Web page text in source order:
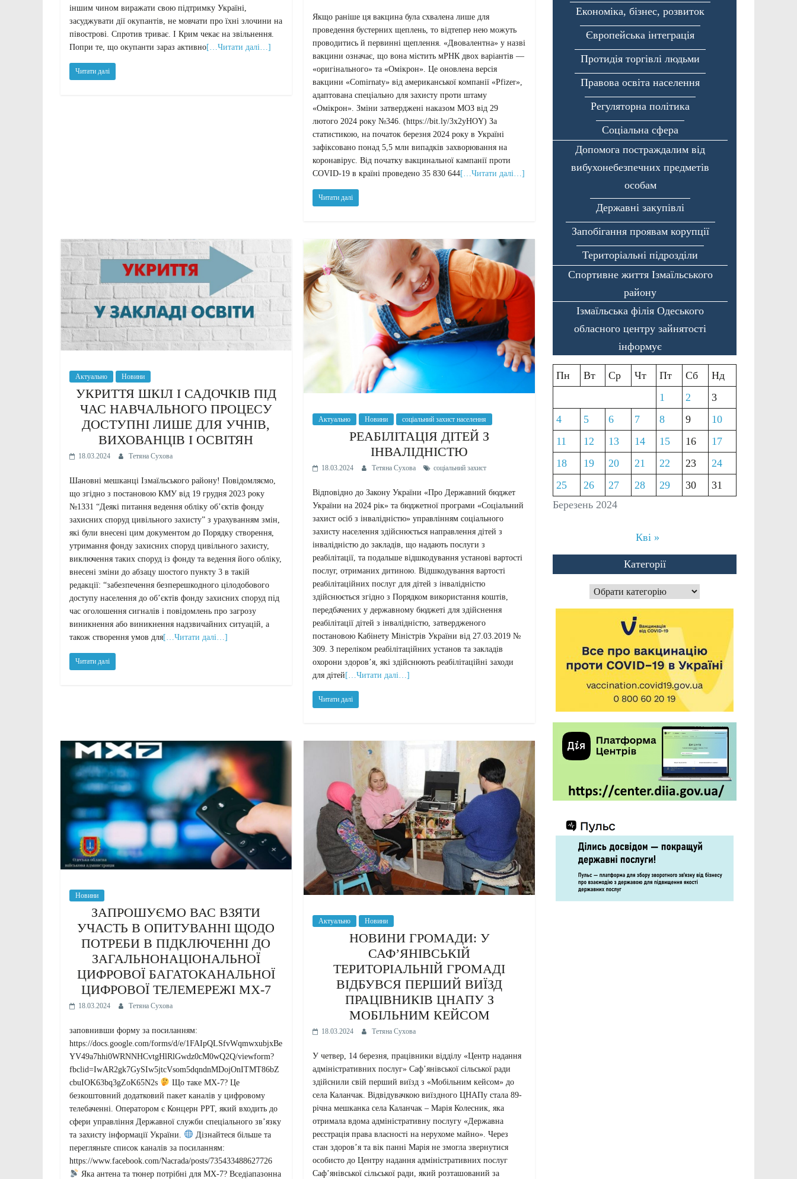
іншим чином виражати свою підтримку Україні,
засуджувати дії окупантів, не мовчати про їхні злочини на
півострові. Спротив триває. І Крим чекає на звільнення.
Попри те, що окупанти зараз активно[…Читати далі…]
Читати далі
Якщо раніше ця вакцина була схвалена лише для
проведення бустерних щеплень, то відтепер нею можуть
проводитись й первинні щеплення. «Двовалентна» у назві
вакцини означає, що вона містить мРНК двох варіантів —
«оригінального» та «Омікрон». Це оновлена версія
вакцини «Comirnaty» від американської компанії «Pfizer»,
адаптована спеціально для захисту проти штаму
«Омікрон». Зміни затверджені наказом МОЗ від 29
лютого 2024 року №346. (https://bit.ly/3x2yHOY) За
статистикою, на початок березня 2024 року в Україні
зафіксовано понад 5,5 млн випадків захворювання на
коронавірус. Від початку вакцинальної кампанії проти
COVID-19 в країні проведено 35 830 644[…Читати далі…]
Читати далі
Актуально Новини
УКРИТТЯ ШКІЛ І САДОЧКІВ ПІД
ЧАС НАВЧАЛЬНОГО ПРОЦЕСУ
ДОСТУПНІ ЛИШЕ ДЛЯ УЧНІВ,
ВИХОВАНЦІВ І ОСВІТЯН
18.03.2024 Тетяна Сухова
Шановні мешканці Ізмаїльського району! Повідомляємо,
що згідно з постановою КМУ від 19 грудня 2023 року
№1331 “Деякі питання ведення обліку об’єктів фонду
захисних споруд цивільного захисту” з урахуванням змін,
які були внесені цим документом до Порядку створення,
утримання фонду захисних споруд цивільного захисту,
виключення таких споруд із фонду та ведення його обліку,
внесені зміни до абзацу шостого пункту 3 в такій
редакції: “забезпечення безперешкодного цілодобового
доступу населення до об’єктів фонду захисних споруд під
час оголошення сигналів і повідомлень про загрозу
виникнення або виникнення надзвичайних ситуацій, а
також створення умов для[…Читати далі…]
Читати далі
Актуально Новини соціальний захист населення
РЕАБІЛІТАЦІЯ ДІТЕЙ З
ІНВАЛІДНІСТЮ
18.03.2024 Тетяна Сухова соціальний захист
Відповідно до Закону України «Про Державний бюджет
України на 2024 рік» та бюджетної програми «Соціальний
захист осіб з інвалідністю» управлінням соціального
захисту населення здійснюється направлення дітей з
інвалідністю до закладів, що надають послуги з
реабілітації, та подальше відшкодування установі вартості
послуг, отриманих дитиною. Відшкодування вартості
реабілітаційних послуг для дітей з інвалідністю
здійснюється згідно з Порядком використання коштів,
передбачених у державному бюджеті для здійснення
реабілітації дітей з інвалідністю, затвердженого
постановою Кабінету Міністрів України від 27.03.2019 №
309. З переліком реабілітаційних установ та закладів
охорони здоров’я, які здійснюють реабілітаційні заходи
для дітей […Читати далі…]
Читати далі
Новини
ЗАПРОШУЄМО ВАС ВЗЯТИ
УЧАСТЬ В ОПИТУВАННІ ЩОДО
ПОТРЕБИ В ПІДКЛЮЧЕННІ ДО
ЗАГАЛЬНОНАЦІОНАЛЬНОЇ
ЦИФРОВОЇ БАГАТОКАНАЛЬНОЇ
ЦИФРОВОЇ ТЕЛЕМЕРЕЖІ MX-7
18.03.2024 Тетяна Сухова
заповнивши форму за посиланням:
https://docs.google.com/forms/d/e/1FAIpQLSfvWqmwxubjxBe
YV49a7hhi0WRNNHCvtgHlRlGwdz0cM0wQ2Q/viewform?
fbclid=IwAR2gk7GySIw5jtcVsom5dqndnMDojOnITMT86bZ
cbuIOK63bq3gZoK65N2s
Що таке МХ-7? Це
безкоштовний додатковий пакет каналів у цифровому
телебаченні. Оператором є Концерн РРТ, який входить до
сфери управління Державної служби спеціального зв’язку
та захисту інформації України.
Дізнайтеся більше та
перегляньте список каналів за посиланням:
https://www.facebook.com/Nacrada/posts/735433488627726
Яка антена та тюнер потрібні для МХ-7? Вседіапазонна
Актуально Новини
НОВИНИ ГРОМАДИ: У
САФ’ЯНІВСЬКІЙ
ТЕРИТОРІАЛЬНІЙ ГРОМАДІ
ВІДБУВСЯ ПЕРШИЙ ВИЇЗД
ПРАЦІВНИКІВ ЦНАПУ З
МОБІЛЬНИМ КЕЙСОМ
18.03.2024 Тетяна Сухова
У четвер, 14 березня, працівники відділу «Центр надання
адміністративних послуг» Саф’янівської сільської ради
здійснили свій перший виїзд з «Мобільним кейсом» до
села Каланчак. Відвідувачкою виїздного ЦНАПу стала 89-
річна мешканка села Каланчак – Марія Колесник, яка
отримала вдома адміністративну послугу «Державна
реєстрація права власності на нерухоме майно». Через
стан здоров’я та вік панні Марія не змогла звернутися
особисто до Центру надання адміністративних послуг
Саф’янівської сільської ради, який розташований за
Економіка, бізнес, розвиток
Європейська інтеграція
Протидія торгівлі людьми
Правова освіта населення
Регуляторна політика
Соціальна сфера
Допомога постраждалим від
вибухонебезпечних предметів
особам
Державні закупівлі
Запобігання проявам корупції
Територіальні підрозділи
Спортивне життя Ізмаїльського
району
Ізмаїльська філія Одеського
обласного центру зайнятості
інформує
Березень 2024
Пн Вт Ср Чт Пт Сб
Нд
1
2
3
4
5 6 7 8 9
10
11
12 13 14 15 16
17
18
19 20 21 22 23
24
25
26 27 28 29 30 31
Кві »
Категорії
Категорії